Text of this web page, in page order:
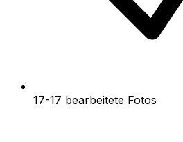
17-17 bearbeitete Fotos